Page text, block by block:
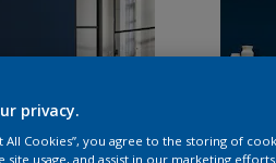
privacy.
All Cookies”, you agree to the storing of
site usage, and assist in our marketing efforts.